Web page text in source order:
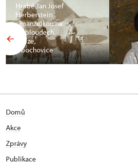
Hrabě Jan Josef
Herberstein
s manželkou na
velbloudech
v Gíze,
Libochovice
Domů
Akce
Zprávy
Publikace